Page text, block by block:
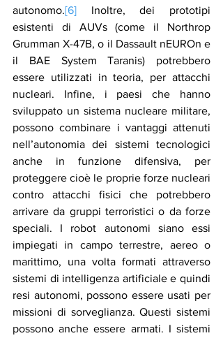
autonomo.[6] Inoltre, dei prototipi
esistenti di AUVs (come il Northrop
Grumman X-47B, o il Dassault nEUROn e
il BAE System Taranis) potrebbero
essere utilizzati in teoria, per attacchi
nucleari. Infine, i paesi che hanno
sviluppato un sistema nucleare militare,
possono combinare i vantaggi attenuti
nell’autonomia dei sistemi tecnologici
anche in funzione difensiva, per
proteggere cioè le proprie forze nucleari
contro attacchi fisici che potrebbero
arrivare da gruppi terroristici o da forze
speciali. I robot autonomi siano essi
impiegati in campo terrestre, aereo o
marittimo, una volta formati attraverso
sistemi di intelligenza artificiale e quindi
resi autonomi, possono essere usati per
missioni di sorveglianza. Questi sistemi
possono anche essere armati. I sistemi